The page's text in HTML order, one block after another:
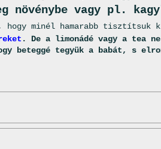
vagy pl.
minél hamarabb tisztítsuk
. De a limonádé vagy a tea
beteggé tegyük a babát, s